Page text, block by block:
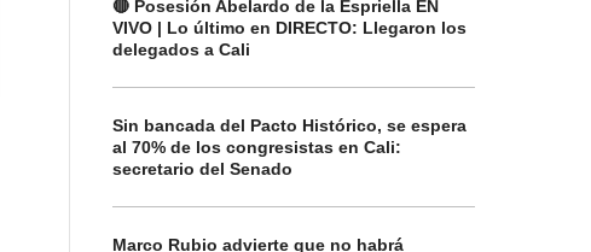
🔴 Posesión Abelardo de la Espriella EN
VIVO | Lo último en DIRECTO: Llegaron los
delegados a Cali
Sin bancada del Pacto Histórico, se espera
al 70% de los congresistas en Cali:
secretario del Senado
Marco Rubio advierte que no habrá